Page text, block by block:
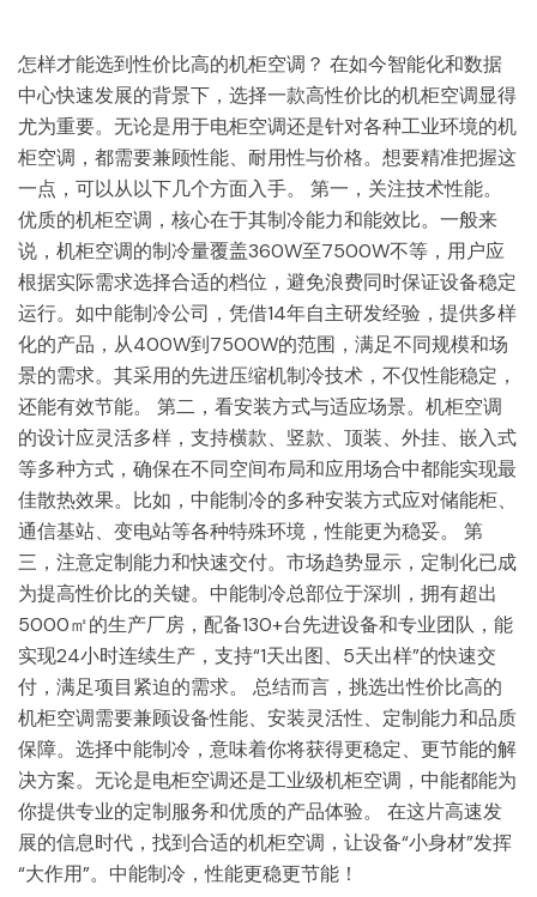
怎样才能选到性价比高的机柜空调？ 在如今智能化和数据
中心快速发展的背景下，选择一款高性价比的机柜空调显得
尤为重要。无论是用于电柜空调还是针对各种工业环境的机
柜空调，都需要兼顾性能、耐用性与价格。想要精准把握这
一点，可以从以下几个方面入手。 第一，关注技术性能。
优质的机柜空调，核心在于其制冷能力和能效比。一般来
说，机柜空调的制冷量覆盖360W至7500W不等，用户应
根据实际需求选择合适的档位，避免浪费同时保证设备稳定
运行。如中能制冷公司，凭借14年自主研发经验，提供多样
化的产品，从400W到7500W的范围，满足不同规模和场
景的需求。其采用的先进压缩机制冷技术，不仅性能稳定，
还能有效节能。 第二，看安装方式与适应场景。机柜空调
的设计应灵活多样，支持横款、竖款、顶装、外挂、嵌入式
等多种方式，确保在不同空间布局和应用场合中都能实现最
佳散热效果。比如，中能制冷的多种安装方式应对储能柜、
通信基站、变电站等各种特殊环境，性能更为稳妥。 第
三，注意定制能力和快速交付。市场趋势显示，定制化已成
为提高性价比的关键。中能制冷总部位于深圳，拥有超出
5000㎡的生产厂房，配备130+台先进设备和专业团队，能
实现24小时连续生产，支持“1天出图、5天出样”的快速交
付，满足项目紧迫的需求。 总结而言，挑选出性价比高的
机柜空调需要兼顾设备性能、安装灵活性、定制能力和品质
保障。选择中能制冷，意味着你将获得更稳定、更节能的解
决方案。无论是电柜空调还是工业级机柜空调，中能都能为
你提供专业的定制服务和优质的产品体验。 在这片高速发
展的信息时代，找到合适的机柜空调，让设备“小身材”发挥
“大作用”。中能制冷，性能更稳更节能！